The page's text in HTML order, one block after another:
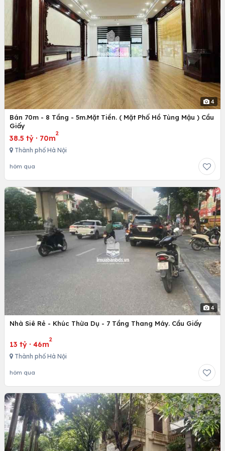
4
Bán 70m - 8 Tầng - 5m.Mặt Tiền. ( Mặt Phố Hồ Tùng Mậu ) Cầu
Giấy
38.5 tỷ · 70m
2
Thành phố Hà Nội
hôm qua
4
Nhà Siê Rẻ - Khúc Thừa Dụ - 7 Tầng Thang Máy. Cầu Giấy
13 tỷ · 46m
2
Thành phố Hà Nội
hôm qua